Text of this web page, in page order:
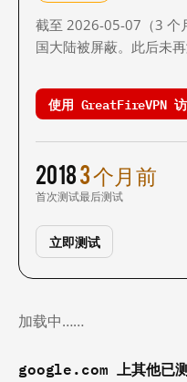
截至 2026-05-07（3 个
国大陆被屏蔽。此后未
使用 GreatFireVPN
2018
首次测试
3 个月前
最后测试
立即测试
加载中……
google.com 上其他已